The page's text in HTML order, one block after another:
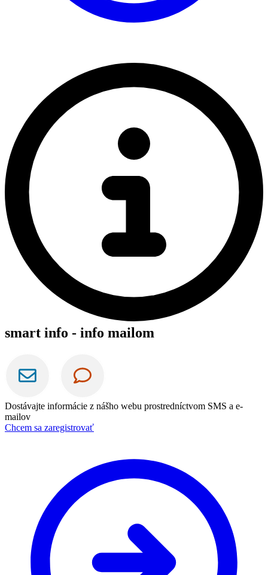
smart info - info mailom
Dostávajte informácie z nášho webu prostredníctvom SMS a e-
mailov
Chcem sa zaregistrovať